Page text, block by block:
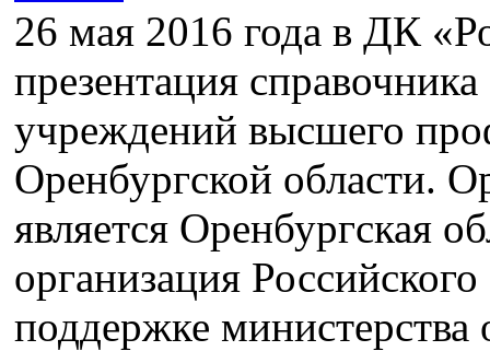
26 мая 2016 года в ДК
презентация
учреждений высшего
Оренбургской области.
является Оренбургская
организация
поддержке министерства